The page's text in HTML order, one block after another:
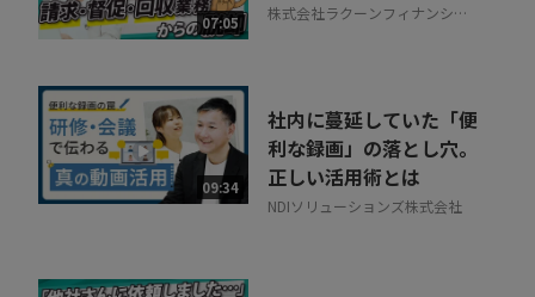
07:05
株式会社ラクーンフィナンシャ
09:34
社内に蔓延していた「便
利な録画」の落とし穴。
正しい活用術とは
NDIソリューションズ株式会社